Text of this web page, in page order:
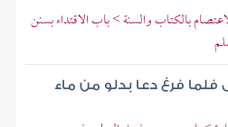
بالكتاب والسنة > باب الاقتداء بسنن
فلما فرغ دعا بدلو من ماء